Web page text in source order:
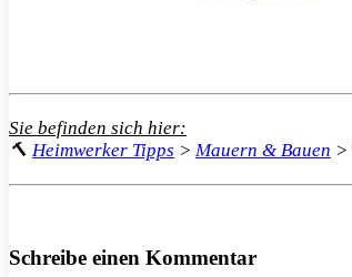
Sie befinden sich hier:
🔨 Heimwerker Tipps > Mauern & Bauen >
Schreibe einen Kommentar